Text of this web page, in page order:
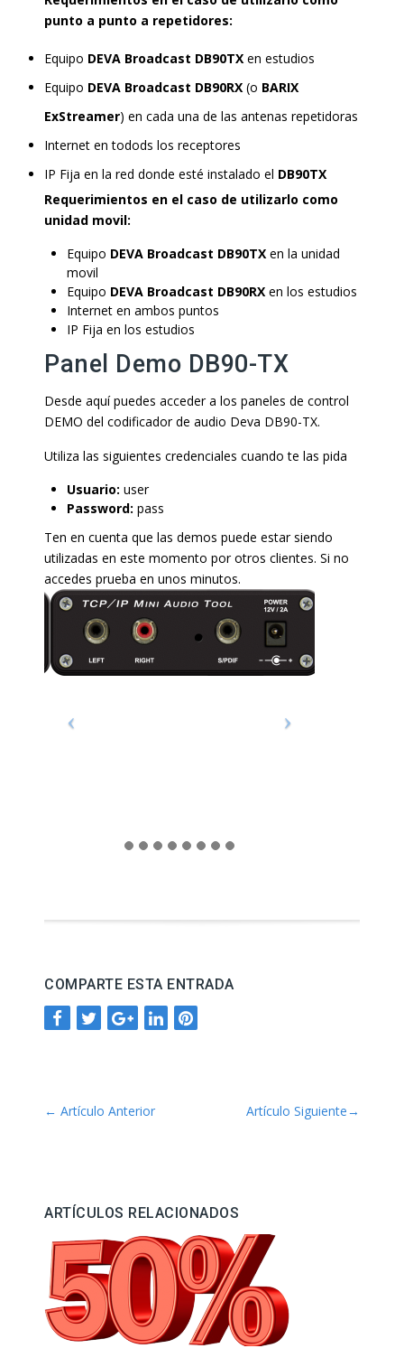
punto a punto a repetidores:
Equipo DEVA Broadcast DB90TX en estudios
Equipo DEVA Broadcast DB90RX (o BARIX
ExStreamer) en cada una de las antenas repetidoras
Internet en todods los receptores
IP Fija en la red donde esté instalado el DB90TX
Requerimientos en el caso de utilizarlo como
unidad movil:
Equipo DEVA Broadcast DB90TX en la unidad
movil
Equipo DEVA Broadcast DB90RX en los estudios
Internet en ambos puntos
IP Fija en los estudios
Panel Demo DB90-TX
Desde aquí puedes acceder a los paneles de control
DEMO del codificador de audio Deva DB90-TX.
Utiliza las siguientes credenciales cuando te las pida
Usuario: user
Password: pass
Ten en cuenta que las demos puede estar siendo
utilizadas en este momento por otros clientes. Si no
accedes prueba en unos minutos.
COMPARTE ESTA ENTRADA
← Artículo Anterior Artículo Siguiente→
ARTÍCULOS RELACIONADOS